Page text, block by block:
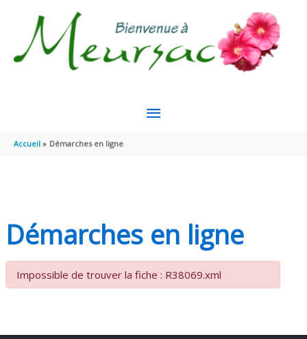
MENU
Accueil Démarches en ligne
Démarches en ligne
Impossible de trouver la fiche : R38069.xml